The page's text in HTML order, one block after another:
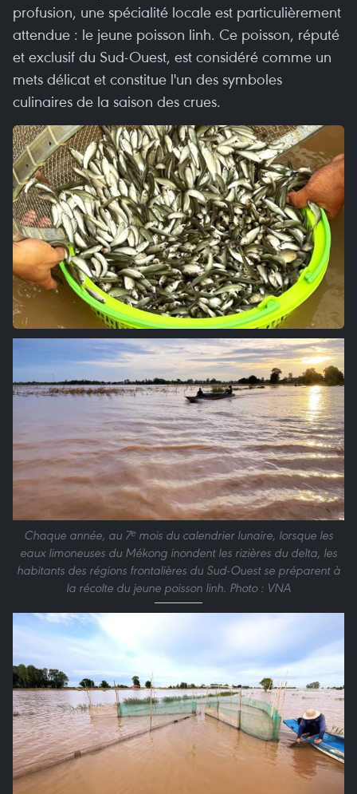
profusion, une spécialité locale est particulièrement
attendue : le jeune poisson linh. Ce poisson, réputé
et exclusif du Sud-Ouest, est considéré comme un
mets délicat et constitue l'un des symboles
culinaires de la saison des crues.
Chaque année, au 7ᵉ mois du calendrier lunaire, lorsque les
eaux limoneuses du Mékong inondent les rizières du delta, les
habitants des régions frontalières du Sud-Ouest se préparent à
la récolte du jeune poisson linh. Photo : VNA